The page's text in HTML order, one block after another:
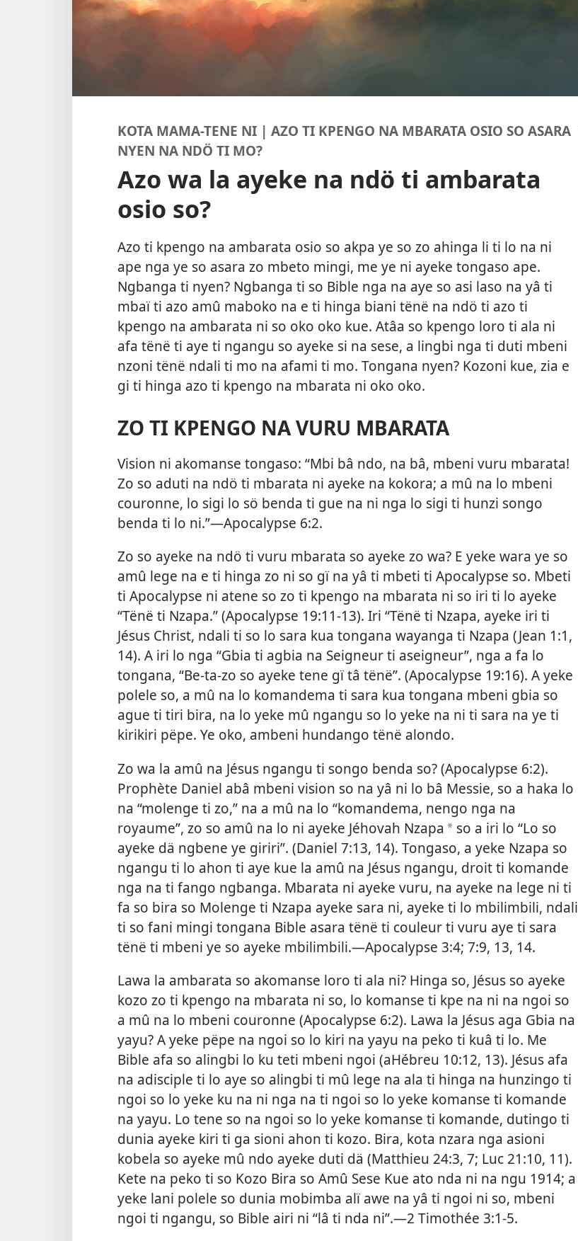
KOTA MAMA-TENE NI | AZO TI KPENGO NA MBARATA OSIO SO ASARA
NYEN NA NDÖ TI MO?
Azo wa la ayeke na ndö ti ambarata
osio so?
Azo ti kpengo na ambarata osio so akpa ye so zo ahinga li ti lo na ni
ape nga ye so asara zo mbeto mingi, me ye ni ayeke tongaso ape.
Ngbanga ti nyen? Ngbanga ti so Bible nga na aye so asi laso na yâ ti
mbaï ti azo amû maboko na e ti hinga biani tënë na ndö ti azo ti
kpengo na ambarata ni so oko oko kue. Atâa so kpengo loro ti ala ni
afa tënë ti aye ti ngangu so ayeke si na sese, a lingbi nga ti duti mbeni
nzoni tënë ndali ti mo na afami ti mo. Tongana nyen? Kozoni kue, zia e
gi ti hinga azo ti kpengo na mbarata ni oko oko.
ZO TI KPENGO NA VURU MBARATA
Vision ni akomanse tongaso: “Mbi bâ ndo, na bâ, mbeni vuru mbarata!
Zo so aduti na ndö ti mbarata ni ayeke na kokora; a mû na lo mbeni
couronne, lo sigi lo sö benda ti gue na ni nga lo sigi ti hunzi songo
benda ti lo ni.”—Apocalypse 6:2.
Zo so ayeke na ndö ti vuru mbarata so ayeke zo wa? E yeke wara ye so
amû lege na e ti hinga zo ni so gï na yâ ti mbeti ti Apocalypse so. Mbeti
ti Apocalypse ni atene so zo ti kpengo na mbarata ni so iri ti lo ayeke
“Tënë ti Nzapa.” (Apocalypse 19:11-13). Iri “Tënë ti Nzapa, ayeke iri ti
Jésus Christ, ndali ti so lo sara kua tongana wayanga ti Nzapa (Jean 1:1,
14). A iri lo nga “Gbia ti agbia na Seigneur ti aseigneur”, nga a fa lo
tongana, “Be-ta-zo so ayeke tene gï tâ tënë”. (Apocalypse 19:16). A yeke
polele so, a mû na lo komandema ti sara kua tongana mbeni gbia so
ague ti tiri bira, na lo yeke mû ngangu so lo yeke na ni ti sara na ye ti
kirikiri pëpe. Ye oko, ambeni hundango tënë alondo.
Zo wa la amû na Jésus ngangu ti songo benda so? (Apocalypse 6:2).
Prophète Daniel abâ mbeni vision so na yâ ni lo bâ Messie, so a haka lo
na “molenge ti zo,” na a mû na lo “komandema, nengo nga na
royaume”, zo so amû na lo ni ayeke Jéhovah Nzapa a so a iri lo “Lo so
ayeke dä ngbene ye giriri”. (Daniel 7:13, 14). Tongaso, a yeke Nzapa so
ngangu ti lo ahon ti aye kue la amû na Jésus ngangu, droit ti komande
nga na ti fango ngbanga. Mbarata ni ayeke vuru, na ayeke na lege ni ti
fa so bira so Molenge ti Nzapa ayeke sara ni, ayeke ti lo mbilimbili, ndali
ti so fani mingi tongana Bible asara tënë ti couleur ti vuru aye ti sara
tënë ti mbeni ye so ayeke mbilimbili.—Apocalypse 3:4; 7:9, 13, 14.
Lawa la ambarata so akomanse loro ti ala ni? Hinga so, Jésus so ayeke
kozo zo ti kpengo na mbarata ni so, lo komanse ti kpe na ni na ngoi so
a mû na lo mbeni couronne (Apocalypse 6:2). Lawa la Jésus aga Gbia na
yayu? A yeke pëpe na ngoi so lo kiri na yayu na peko ti kuâ ti lo. Me
Bible afa so alingbi lo ku teti mbeni ngoi (aHébreu 10:12, 13). Jésus afa
na adisciple ti lo aye so alingbi ti mû lege na ala ti hinga na hunzingo ti
ngoi so lo yeke ku na ni nga na ti ngoi so lo yeke komanse ti komande
na yayu. Lo tene so na ngoi so lo yeke komanse ti komande, dutingo ti
dunia ayeke kiri ti ga sioni ahon ti kozo. Bira, kota nzara nga asioni
kobela so ayeke mû ndo ayeke duti dä (Matthieu 24:3, 7; Luc 21:10, 11).
Kete na peko ti so Kozo Bira so Amû Sese Kue ato nda ni na ngu 1914; a
yeke lani polele so dunia mobimba alï awe na yâ ti ngoi ni so, mbeni
ngoi ti ngangu, so Bible airi ni “lâ ti nda ni”.—2 Timothée 3:1-5.